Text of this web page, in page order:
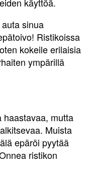
sinua
Ristikoissa
kokeile erilaisia
ympärillä
haastavaa, mutta
Muista
epäröi pyytää
ristikon